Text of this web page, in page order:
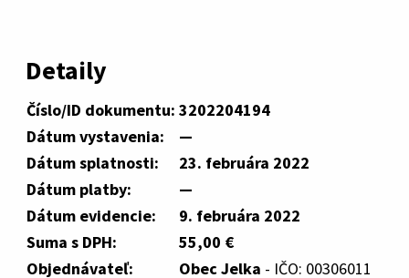
Detaily
Číslo/ID dokumentu: 3202204194
Dátum vystavenia:
—
Dátum splatnosti:
23. februára 2022
Dátum platby:
—
Dátum evidencie:
9. februára 2022
Suma s DPH:
55,00 €
Objednávateľ:
Obec Jelka - IČO: 00306011